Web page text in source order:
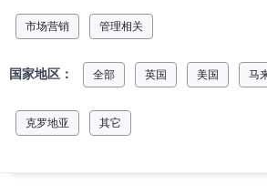
市场营销 管理相关
国家地区： 全部 英国 美国 马
克罗地亚 其它